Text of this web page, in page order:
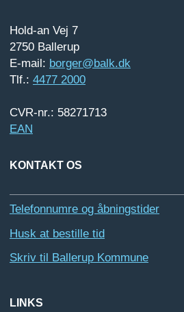
Hold-an Vej 7
2750 Ballerup
E-mail: borger@balk.dk
Tlf.: 4477 2000
CVR-nr.: 58271713
EAN
KONTAKT OS
Telefonnumre og åbningstider
Husk at bestille tid
Skriv til Ballerup Kommune
LINKS